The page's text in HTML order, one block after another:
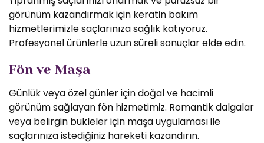
görünüm kazandırmak için keratin bakım
hizmetlerimizle saçlarınıza sağlık katıyoruz.
Profesyonel ürünlerle uzun süreli sonuçlar elde edin.
Fön ve Maşa
Günlük veya özel günler için doğal ve hacimli
görünüm sağlayan fön hizmetimiz. Romantik dalgalar
veya belirgin bukleler için maşa uygulaması ile
saçlarınıza istediğiniz hareketi kazandırın.